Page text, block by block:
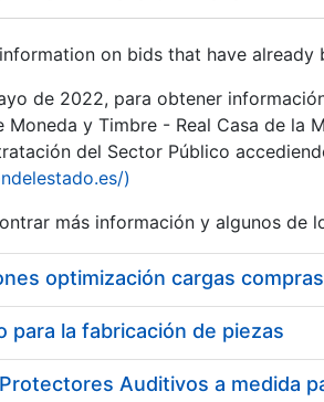
on bids that have
de 2022, para obtener
Moneda y Timbre - Real Casa de la
del Sector Público
)
más información y algunos de
optimización cargas
para la fabricación de piezas